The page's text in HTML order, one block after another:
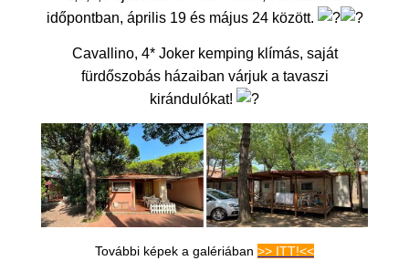
időpontban, április 19 és május 24 között.
Cavallino, 4* Joker kemping klímás, saját
fürdőszobás házaiban várjuk a tavaszi
kirándulókat!
További képek a galériában >> ITT!<<